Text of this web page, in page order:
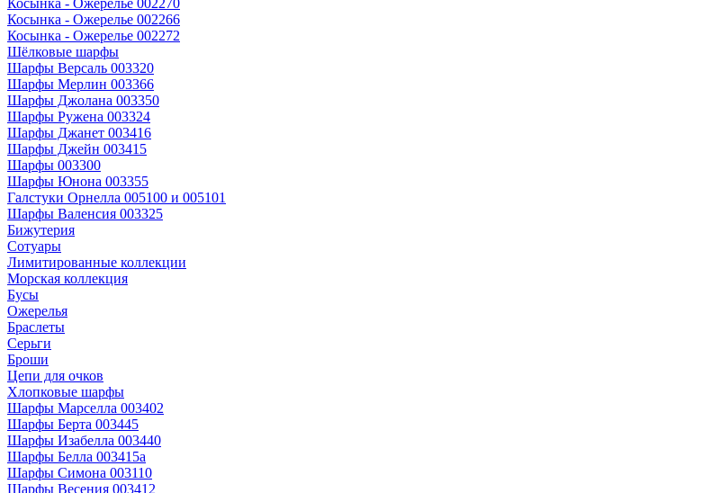
Косынка - Ожерелье 002270
Косынка - Ожерелье 002266
Косынка - Ожерелье 002272
Шёлковые шарфы
Шарфы Версаль 003320
Шарфы Мерлин 003366
Шарфы Джолана 003350
Шарфы Ружена 003324
Шарфы Джанет 003416
Шарфы Джейн 003415
Шарфы 003300
Шарфы Юнона 003355
Галстуки Орнелла 005100 и 005101
Шарфы Валенсия 003325
Бижутерия
Сотуары
Лимитированные коллекции
Морская коллекция
Бусы
Ожерелья
Браслеты
Серьги
Броши
Цепи для очков
Хлопковые шарфы
Шарфы Марселла 003402
Шарфы Берта 003445
Шарфы Изабелла 003440
Шарфы Белла 003415a
Шарфы Симона 003110
Шарфы Весения 003412